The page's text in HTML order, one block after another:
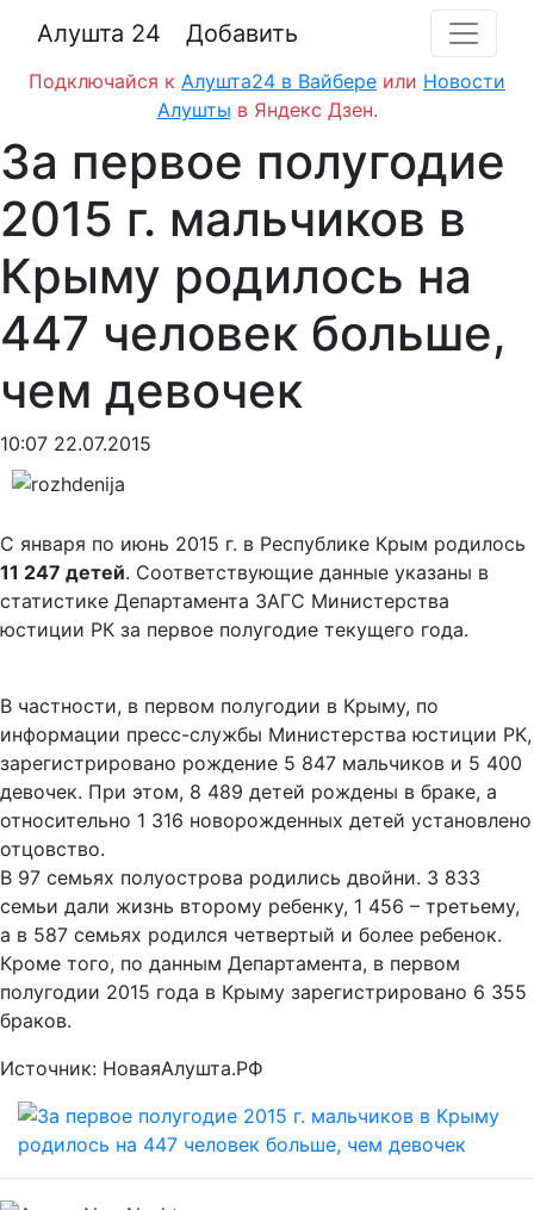
Алушта 24 Добавить
Подключайся к Алушта24 в Вайбере или Новости
Алушты в Яндекс Дзен.
За первое полугодие
2015 г. мальчиков в
Крыму родилось на
447 человек больше,
чем девочек
10:07 22.07.2015
С января по июнь 2015 г. в Республике Крым родилось
11 247 детей. Соответствующие данные указаны в
статистике Департамента ЗАГС Министерства
юстиции РК за первое полугодие текущего года.
В частности, в первом полугодии в Крыму, по
информации пресс-службы Министерства юстиции РК,
зарегистрировано рождение 5 847 мальчиков и 5 400
девочек. При этом, 8 489 детей рождены в браке, а
относительно 1 316 новорожденных детей установлено
отцовство.
В 97 семьях полуострова родились двойни. 3 833
семьи дали жизнь второму ребенку, 1 456 – третьему,
а в 587 семьях родился четвертый и более ребенок.
Кроме того, по данным Департамента, в первом
полугодии 2015 года в Крыму зарегистрировано 6 355
браков.
Источник: НоваяАлушта.РФ